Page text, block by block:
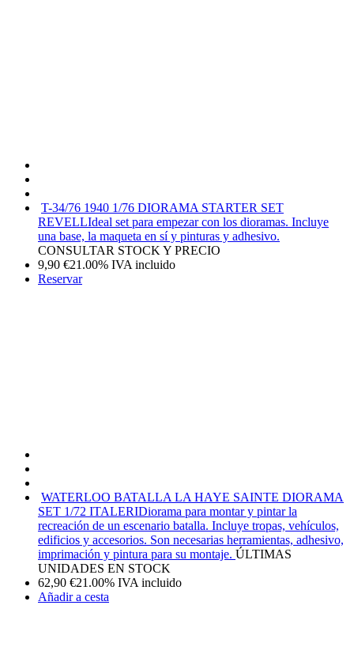
T-34/76 1940 1/76 DIORAMA STARTER SET
REVELLIdeal set para empezar con los dioramas. Incluye
una base, la maqueta en sí y pinturas y adhesivo.
CONSULTAR STOCK Y PRECIO
9,90 €21.00% IVA incluido
Reservar
WATERLOO BATALLA LA HAYE SAINTE DIORAMA
SET 1/72 ITALERIDiorama para montar y pintar la
recreación de un escenario batalla. Incluye tropas, vehículos,
edificios y accesorios. Son necesarias herramientas, adhesivo,
imprimación y pintura para su montaje. ÚLTIMAS
UNIDADES EN STOCK
62,90 €21.00% IVA incluido
Añadir a cesta